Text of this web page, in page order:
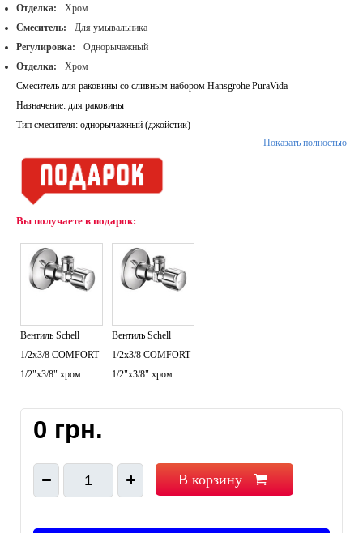
Отделка:
Хром
Смеситель:
Для умывальника
Регулировка:
Однорычажный
Отделка:
Хром
Смеситель для раковины со сливным набором Hansgrohe PuraVida
Назначение: для раковины
Тип смесителя: однорычажный (джойстик)
Картридж: керамический
Материал смесителя: латунь
Цвет: хром
Аэратор Air Power
Система QuickClean
ComfortZone 110
Сливная арматура со стержнем тяги
Гибкая подводка
Производитель: Германия
Показать полностью
Вы получаете в подарок:
Вентиль Schell
1/2х3/8 COMFORT
1/2"х3/8" хром
Вентиль Schell
1/2х3/8 COMFORT
1/2"х3/8" хром
0 грн.
1 В корзину